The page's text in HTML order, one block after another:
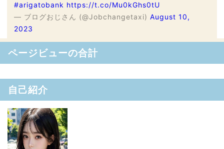
#arigatobank https://t.co/Mu0kGhs0tU
— ブログおじさん (@Jobchangetaxi) August 10,
2023
ページビューの合計
自己紹介